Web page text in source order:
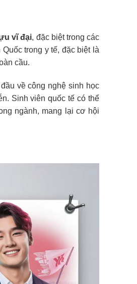
vĩ đại, đặc biệt trong các
trong y tế, đặc biệt là
cầu.
về công nghệ sinh học
Sinh viên quốc tế có thể
ngành, mang lại cơ hội